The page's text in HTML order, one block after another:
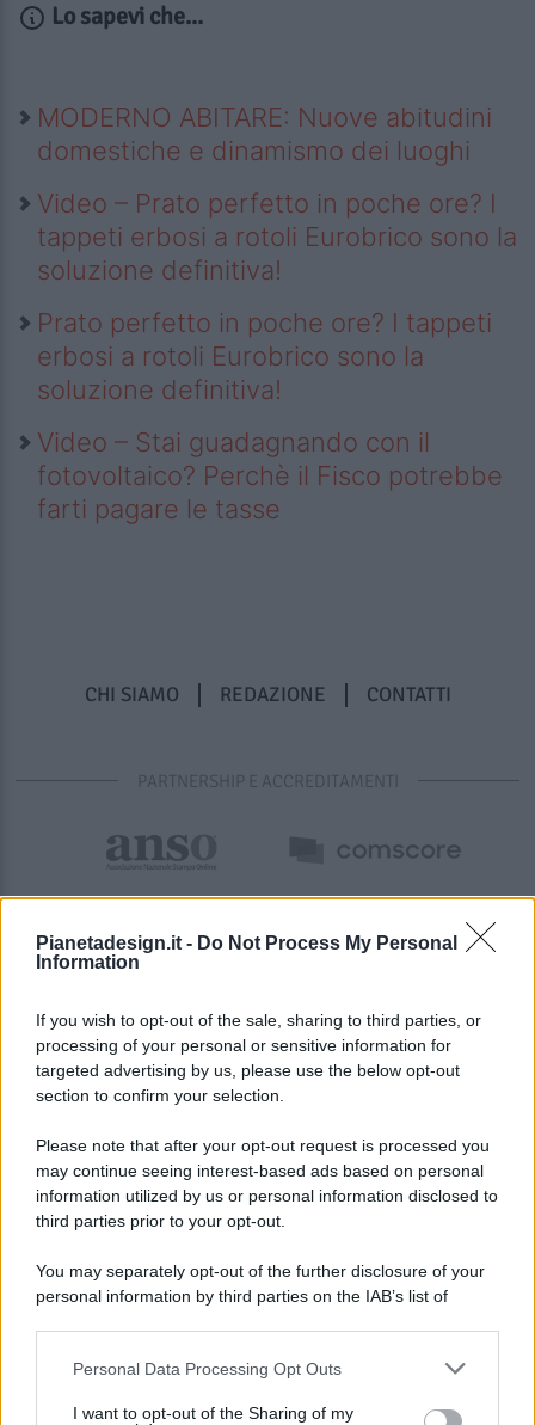
Pianetadesign.it - Do Not Process My Personal
Information
If you wish to opt-out of the sale, sharing to third parties, or
processing of your personal or sensitive information for
targeted advertising by us, please use the below opt-out
section to confirm your selection.
Please note that after your opt-out request is processed you
may continue seeing interest-based ads based on personal
information utilized by us or personal information disclosed to
third parties prior to your opt-out.
You may separately opt-out of the further disclosure of your
personal information by third parties on the IAB’s list of
This information may also be disclosed by us to third parties
Personal Data Processing Opt Outs
I want to opt-out of the Sharing of my
Lo sapevi che...
MODERNO ABITARE: Nuove abitudini
domestiche e dinamismo dei luoghi
Video – Prato perfetto in poche ore? I
tappeti erbosi a rotoli Eurobrico sono la
soluzione definitiva!
Prato perfetto in poche ore? I tappeti
erbosi a rotoli Eurobrico sono la
soluzione definitiva!
Video – Stai guadagnando con il
fotovoltaico? Perchè il Fisco potrebbe
farti pagare le tasse
CHI SIAMO REDAZIONE CONTATTI
PARTNERSHIP E ACCREDITAMENTI
© 2026 - Pianeta Design - P.IVA 04827280654 - Testata
Registrata Al Tribunale Di Nocera Inferiore N. 8/2020 - RG N.
ISCRIZIONE AL ROC N. 35792 – ISCRITTA ALL’ANSO
(ASSOCIAZIONE NAZIONALE STAMPA ONLINE)
PREFERENZE PRIVACY